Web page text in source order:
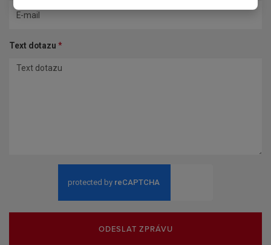
Text dotazu *
ODESLAT ZPRÁVU